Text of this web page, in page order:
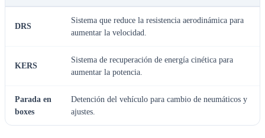
DRS
Sistema que reduce la resistencia aerodinámica para
aumentar la velocidad.
KERS
Sistema de recuperación de energía cinética para
aumentar la potencia.
Parada en
boxes
Detención del vehículo para cambio de neumáticos y
ajustes.